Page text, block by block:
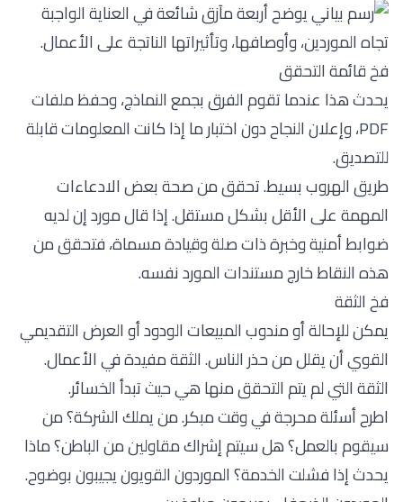
فخ قائمة التحقق
يحدث هذا عندما تقوم الفرق بجمع النماذج، وحفظ ملفات
PDF، وإعلان النجاح دون اختبار ما إذا كانت المعلومات قابلة
للتصديق.
طريق الهروب بسيط. تحقق من صحة بعض الادعاءات
المهمة على الأقل بشكل مستقل. إذا قال مورد إن لديه
ضوابط أمنية وخبرة ذات صلة وقيادة مسماة، فتحقق من
هذه النقاط خارج مستندات المورد نفسه.
فخ الثقة
يمكن للإحالة أو مندوب المبيعات الودود أو العرض التقديمي
القوي أن يقلل من حذر الناس. الثقة مفيدة في الأعمال.
الثقة التي لم يتم التحقق منها هي حيث تبدأ الخسائر.
اطرح أسئلة محرجة في وقت مبكر. من يملك الشركة؟ من
سيقوم بالعمل؟ هل سيتم إشراك مقاولين من الباطن؟ ماذا
يحدث إذا فشلت الخدمة؟ الموردون القويون يجيبون بوضوح.